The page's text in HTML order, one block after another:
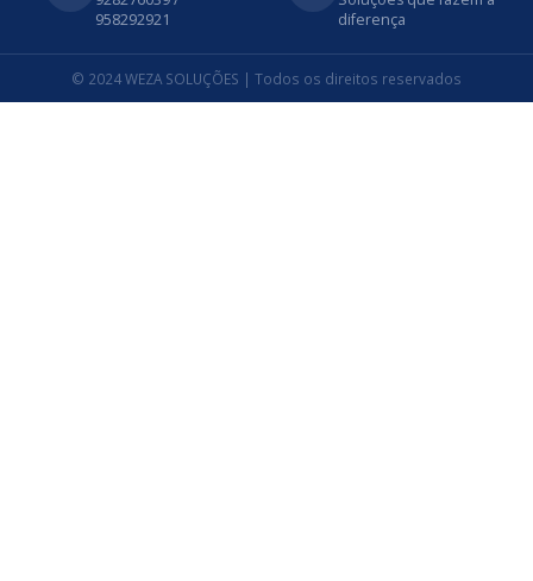
958292921
diferença
© 2024 WEZA SOLUÇÕES | Todos os direitos reservados